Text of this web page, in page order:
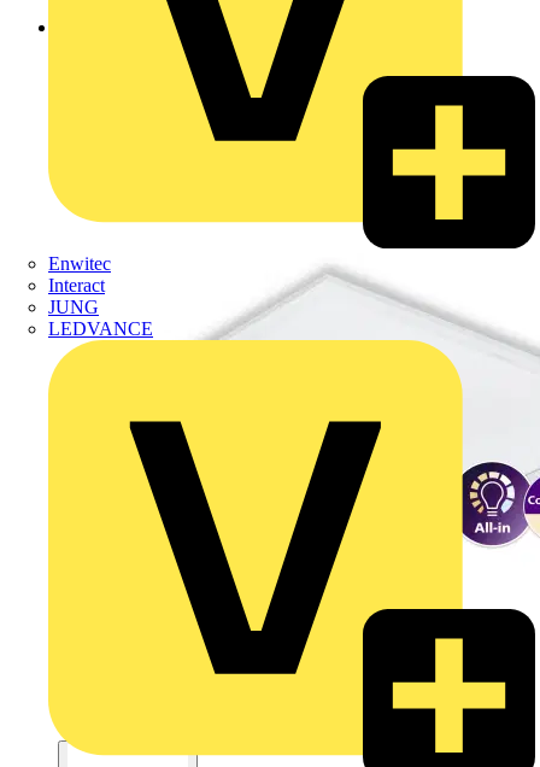
Enwitec
Interact
JUNG
LEDVANCE
Zurück zu Produkte